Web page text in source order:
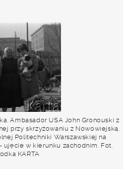
Ambasador USA John Gronouski z
przy skrzyżowaniu z Nowowiejską.
Politechniki Warszawskiej na
w kierunku zachodnim. Fot.
KARTA